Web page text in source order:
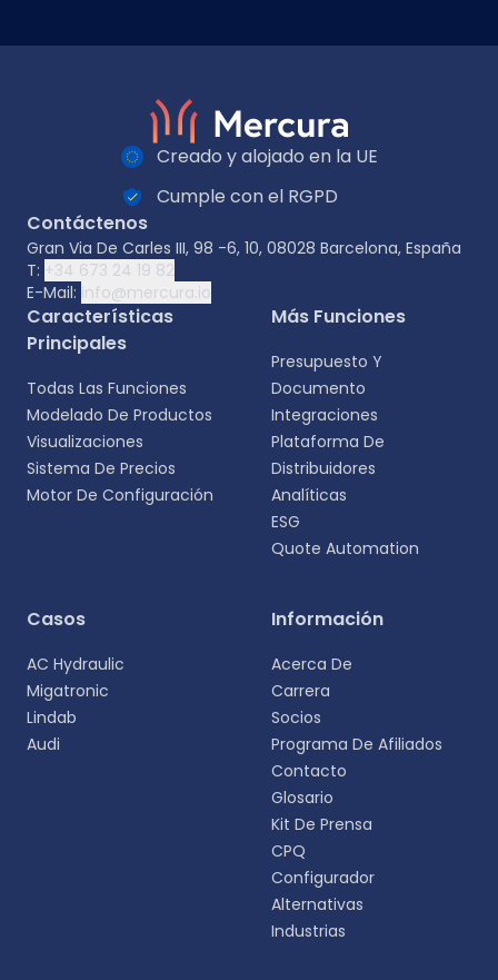
Selecciona tu idioma
más personalizada.
Creado y alojado en la UE
Cumple con el RGPD
Contáctenos
Gran Via De Carles III, 98 -6, 10, 08028 Barcelona, España
T: +34 673 24 19 82
E-Mail: info@mercura.io
Características
Principales
Todas Las Funciones
Modelado De Productos
Visualizaciones
Sistema De Precios
Motor De Configuración
Más Funciones
Presupuesto Y
Documento
Integraciones
Plataforma De
Distribuidores
Analíticas
ESG
Quote Automation
Casos
AC Hydraulic
Migatronic
Lindab
Audi
Información
Acerca De
Carrera
Socios
Programa De Afiliados
Contacto
Glosario
Kit De Prensa
CPQ
Configurador
Alternativas
Industrias